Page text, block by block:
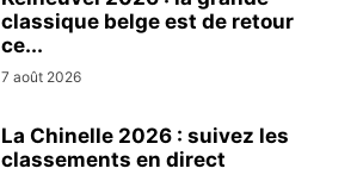
classique belge est de retour
ce...
7 août 2026
La Chinelle 2026 : suivez les
classements en direct